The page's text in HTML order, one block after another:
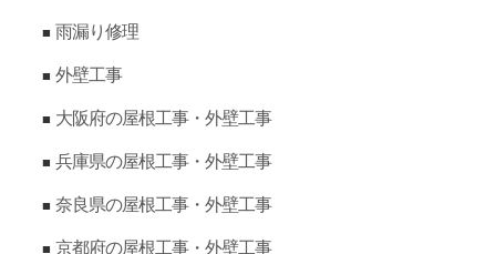
雨漏り修理
外壁工事
大阪府の屋根工事・外壁工事
兵庫県の屋根工事・外壁工事
奈良県の屋根工事・外壁工事
京都府の屋根工事・外壁工事